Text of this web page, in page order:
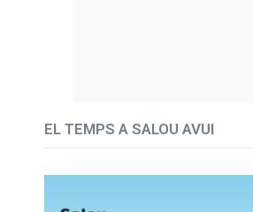
EL TEMPS A SALOU AVUI